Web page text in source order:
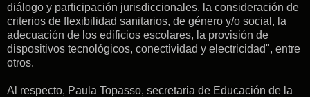
diálogo y participación jurisdiccionales, la consideración de
criterios de flexibilidad sanitarios, de género y/o social, la
adecuación de los edificios escolares, la provisión de
dispositivos tecnológicos, conectividad y electricidad", entre
otros.
Al respecto, Paula Topasso, secretaria de Educación de la